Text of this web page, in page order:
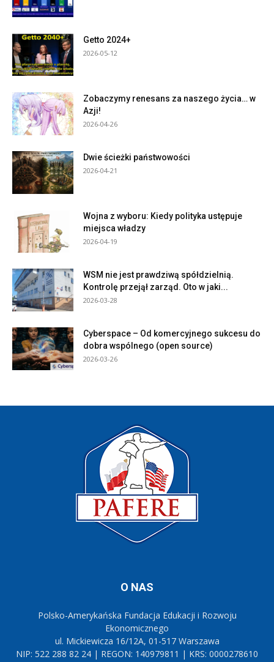
Getto 2024+
2026-05-12
Zobaczymy renesans za naszego życia… w
Azji!
2026-04-26
Dwie ścieżki państwowości
2026-04-21
Wojna z wyboru: Kiedy polityka ustępuje
miejsca władzy
2026-04-19
WSM nie jest prawdziwą spółdzielnią.
Kontrolę przejął zarząd. Oto w jaki...
2026-03-28
Cyberspace – Od komercyjnego sukcesu do
dobra wspólnego (open source)
2026-03-26
O NAS
Polsko-Amerykańska Fundacja Edukacji i Rozwoju
Ekonomicznego
ul. Mickiewicza 16/12A, 01-517 Warszawa
NIP: 522 288 82 24 | REGON: 140979811 | KRS: 0000278610